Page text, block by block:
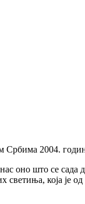
Србима 2004.
оно што се сада
светиња, која је